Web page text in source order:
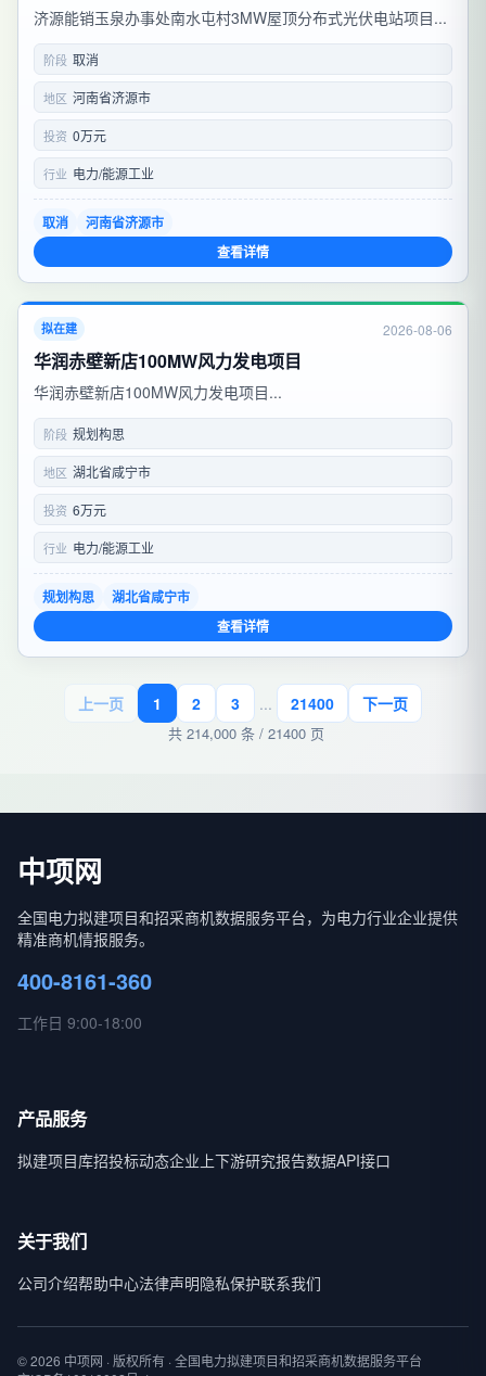
济源能销玉泉办事处南水屯村3MW屋顶分布式光伏电站项目...
阶段 取消
地区 河南省济源市
投资 0万元
行业 电力/能源工业
取消
河南省济源市
查看详情
拟在建 2026-08-06
华润赤壁新店100MW风力发电项目
华润赤壁新店100MW风力发电项目...
阶段 规划构思
地区 湖北省咸宁市
投资 6万元
行业 电力/能源工业
规划构思
湖北省咸宁市
查看详情
上一页 1 2 3 ... 21400 下一页
共 214,000 条 / 21400 页
中项网
全国电力拟建项目和招采商机数据服务平台，为电力行业企业提供
精准商机情报服务。
400-8161-360
工作日 9:00-18:00
产品服务
拟建项目库招投标动态企业上下游研究报告数据API接口
关于我们
公司介绍帮助中心法律声明隐私保护联系我们
© 2026 中项网 · 版权所有 · 全国电力拟建项目和招采商机数据服务平台